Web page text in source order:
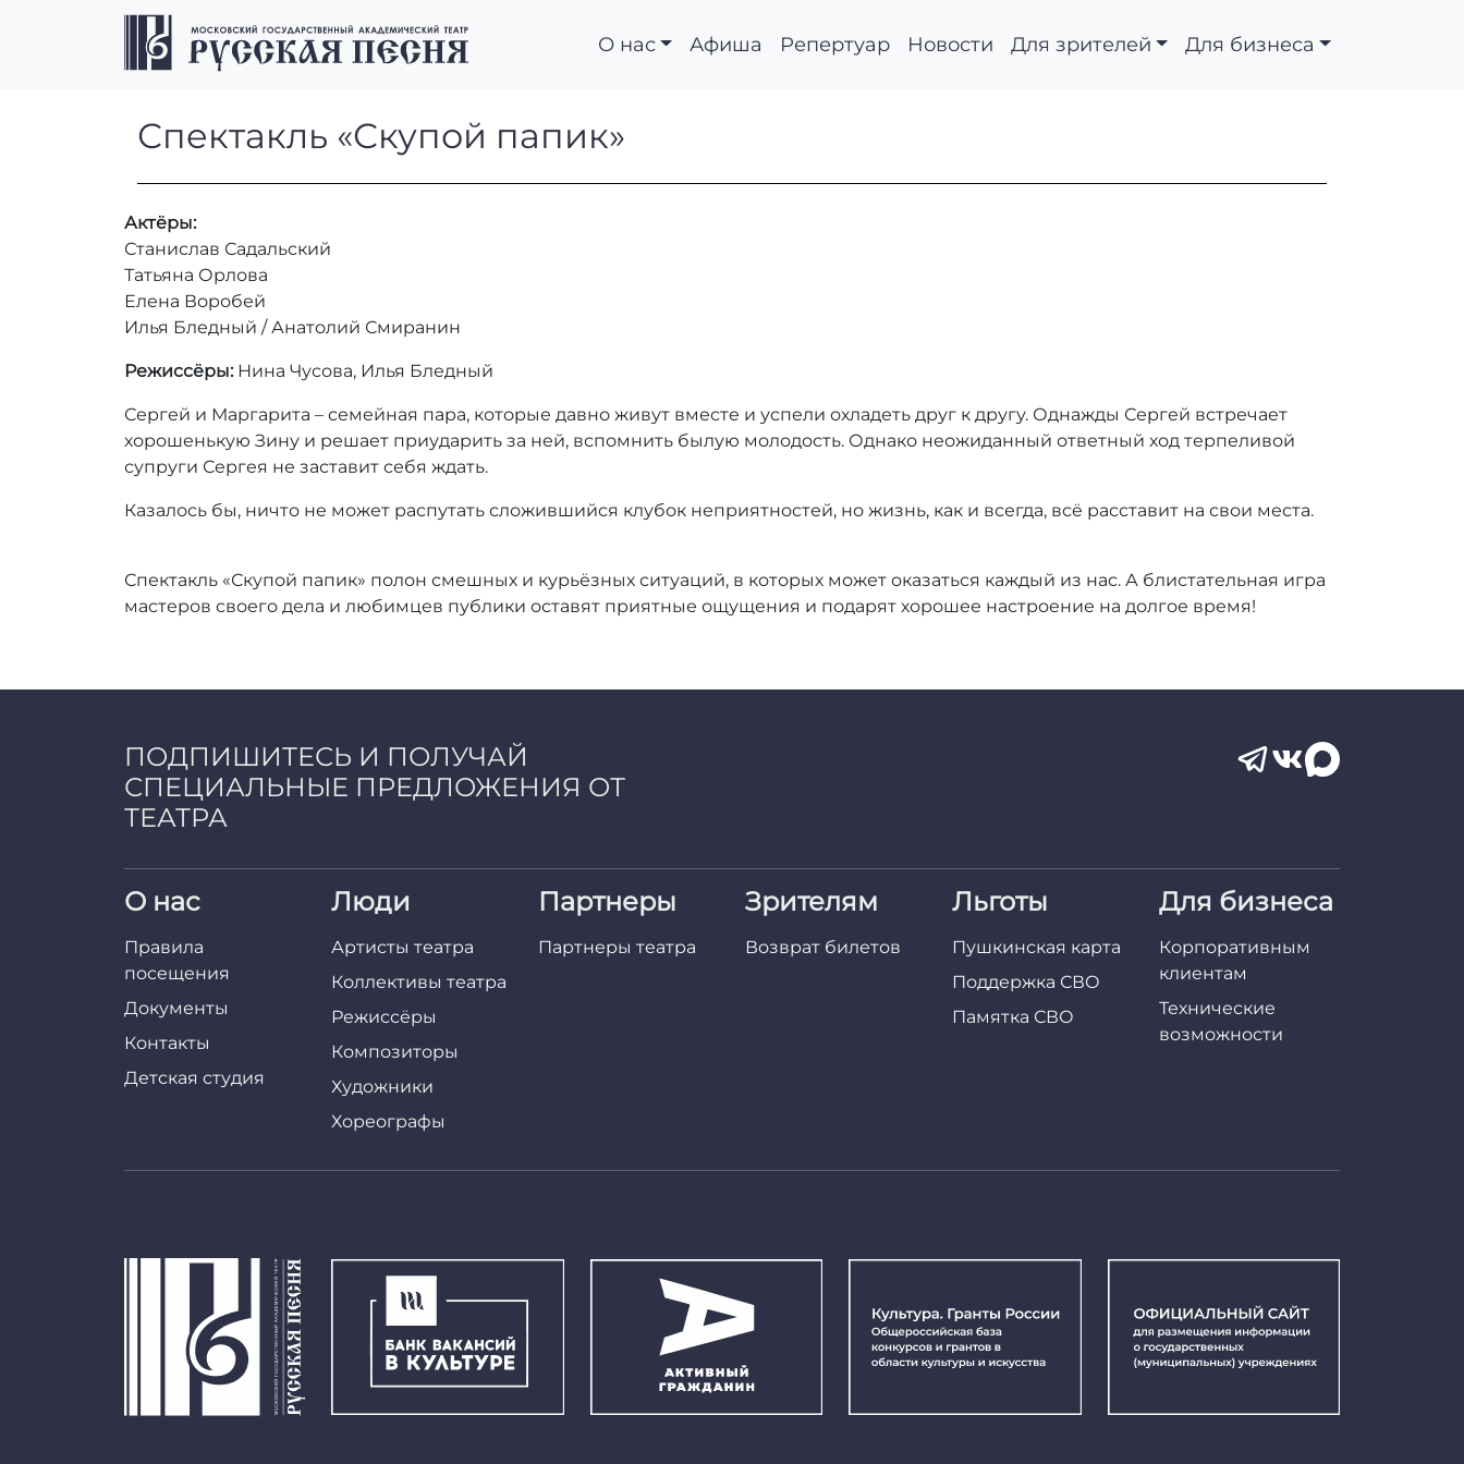
Перейти к содержимому
Перейти к футеру
О нас Афиша Репертуар Новости Для зрителей Для бизнеса
Спектакль «Скупой папик»
Спектакль «Скупой папик»
Актёры:
Станислав Садальский
Татьяна Орлова
Елена Воробей
Илья Бледный / Анатолий Смиранин
Режиссёры:Нина Чусова, Илья Бледный
Сергей и Маргарита – семейная пара, которые давно живут вместе и успели охладеть друг к другу. Однажды Сергей встречает
хорошенькую Зину и решает приударить за ней, вспомнить былую молодость. Однако неожиданный ответный ход терпеливой
супруги Сергея не заставит себя ждать.
Казалось бы, ничто не может распутать сложившийся клубок неприятностей, но жизнь, как и всегда, всё расставит на свои места.
Спектакль «Скупой папик» полон смешных и курьёзных ситуаций, в которых может оказаться каждый из нас. А блистательная игра
мастеров своего дела и любимцев публики оставят приятные ощущения и подарят хорошее настроение на долгое время!
ПОДПИШИТЕСЬ И ПОЛУЧАЙ
СПЕЦИАЛЬНЫЕ ПРЕДЛОЖЕНИЯ ОТ
ТЕАТРА
О нас
Правила
посещения
Документы
Контакты
Детская студия
Люди
Артисты театра
Коллективы театра
Режиссёры
Композиторы
Художники
Хореографы
Партнеры
Партнеры театра
Зрителям
Возврат билетов
Льготы
Пушкинская карта
Поддержка СВО
Памятка СВО
Для бизнеса
Корпоративным
клиентам
Технические
возможности